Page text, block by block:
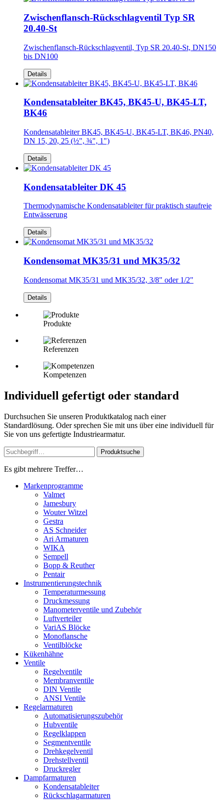
Zwischenflansch-Rückschlagventil Typ SR
20.40-St
Zwischenflansch-Rückschlagventil, Typ SR 20.40-St, DN150
bis DN100
Details
Kondensatableiter BK45, BK45-U, BK45-LT,
BK46
Kondensatableiter BK45, BK45-U, BK45-LT, BK46, PN40,
DN 15, 20, 25 (½", ¾", 1")
Details
Kondensatableiter DK 45
Thermodynamische Kondensatableiter für praktisch staufreie
Entwässerung
Details
Kondensomat MK35/31 und MK35/32
Kondensomat MK35/31 und MK35/32, 3/8" oder 1/2"
Details
Produkte
Referenzen
Kompetenzen
Individuell gefertigt oder standard
Durchsuchen Sie unseren Produktkatalog nach einer
Standardlösung. Oder sprechen Sie mit uns über eine individuell für
Sie von uns gefertigte Industriearmatur.
Produktsuche
Es gibt mehrere Treffer…
Markenprogramme
Valmet
Jamesbury
Wouter Witzel
Gestra
AS Schneider
Ari Armaturen
WIKA
Sempell
Bopp & Reuther
Pentair
Instrumentierungs­technik
Temperaturmessung
Druckmessung
Manometerventile und Zubehör
Luftverteiler
VariAS Blöcke
Monoflansche
Ventilblöcke
Kükenhähne
Ventile
Regelventile
Membranventile
DIN Ventile
ANSI Ventile
Regelarmaturen
Automatisierungszubehör
Hubventile
Regelklappen
Segmentventile
Drehkegelventil
Drehstellventil
Druckregler
Dampfarmaturen
Kondensatableiter
Rückschlagarmaturen